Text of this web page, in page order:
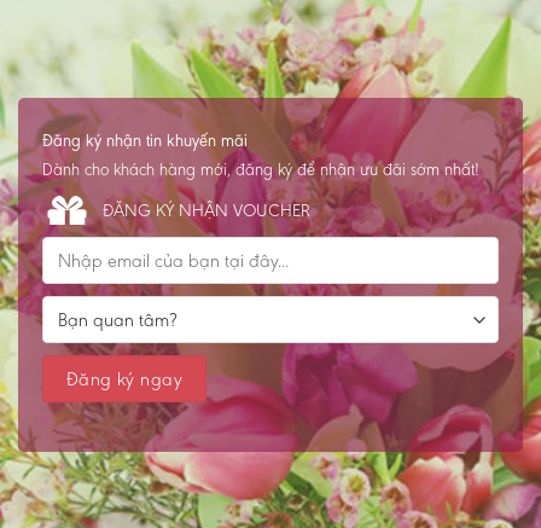
Đăng ký nhận tin khuyến mãi
Dành cho khách hàng mới, đăng ký để nhận ưu đãi sớm nhất!
ĐĂNG KÝ NHẬN VOUCHER